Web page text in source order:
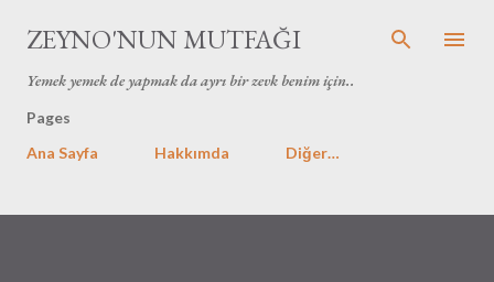
Ana içeriğe atla
ZEYNO'NUN MUTFAĞI
Yemek yemek de yapmak da ayrı bir zevk benim için..
Pages
Ana Sayfa
Hakkımda Diğer…